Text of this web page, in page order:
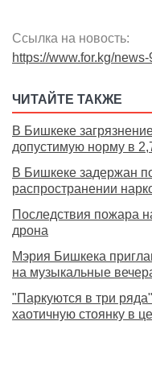
Ссылка на новость:
https://www.for.kg/
ЧИТАЙТЕ ТАКЖЕ
В Бишкеке
допустимую норму в
В Бишкеке задержан
распространении
Последствия пожара
дрона
Мэрия Бишкека
на музыкальные
"Паркуются в три
хаотичную стоянку в